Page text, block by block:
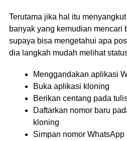
Terutama jika hal itu
banyak yang kemudian mencari
supaya bisa mengetahui apa
dia langkah mudah melihat
Menggandakan aplikasi
Buka aplikasi kloning
Berikan centang pada
Daftarkan nomor baru
kloning
Simpan nomor